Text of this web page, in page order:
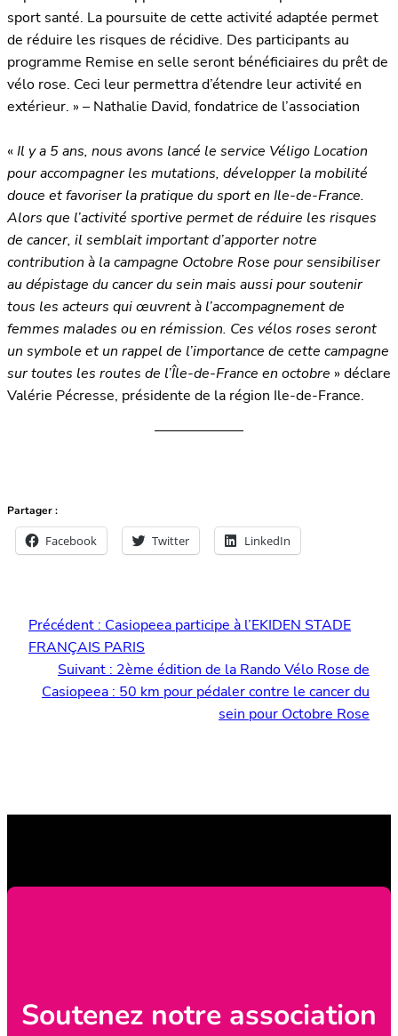
sport santé. La poursuite de cette activité adaptée permet
de réduire les risques de récidive. Des participants au
programme Remise en selle seront bénéficiaires du prêt de
vélo rose. Ceci leur permettra d’étendre leur activité en
extérieur. » – Nathalie David, fondatrice de l’association
«Il y a 5 ans, nous avons lancé le service Véligo Location
pour accompagner les mutations, développer la mobilité
douce et favoriser la pratique du sport en Ile-de-France.
Alors que l’activité sportive permet de réduire les risques
de cancer, il semblait important d’apporter notre
contribution à la campagne Octobre Rose pour sensibiliser
au dépistage du cancer du sein mais aussi pour soutenir
tous les acteurs qui œuvrent à l’accompagnement de
femmes malades ou en rémission. Ces vélos roses seront
un symbole et un rappel de l’importance de cette campagne
sur toutes les routes de l’Île-de-France en octobre » déclare
Valérie Pécresse, présidente de la région Ile-de-France.
Partager :
Facebook Twitter LinkedIn
Précédent : Casiopeea participe à l’EKIDEN STADE
FRANÇAIS PARIS
Suivant : 2ème édition de la Rando Vélo Rose de
Casiopeea : 50 km pour pédaler contre le cancer du
sein pour Octobre Rose
Soutenez notre association